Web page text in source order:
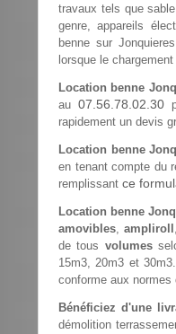
travaux tels que
genre, appareils
benne sur
lorsque le
Location benne
au07.56.78.02.30
rapidement un devis
Location benne
en tenant compte du
remplissant ce
Location benne
amovibles,ampliroll ,
de tous volumes
15m3, 20m3 et
conforme aux normes
Bénéficiez d'une
démolition